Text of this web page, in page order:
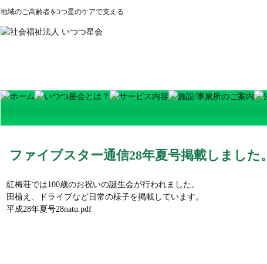
地域のご高齢者を5つ星のケアで支える
ファイブスター通信28年夏号掲載しました。
紅梅荘では100歳のお祝いの誕生会が行われました。
田植え、ドライブなど日常の様子を掲載しています。
平成28年夏号28natu.pdf